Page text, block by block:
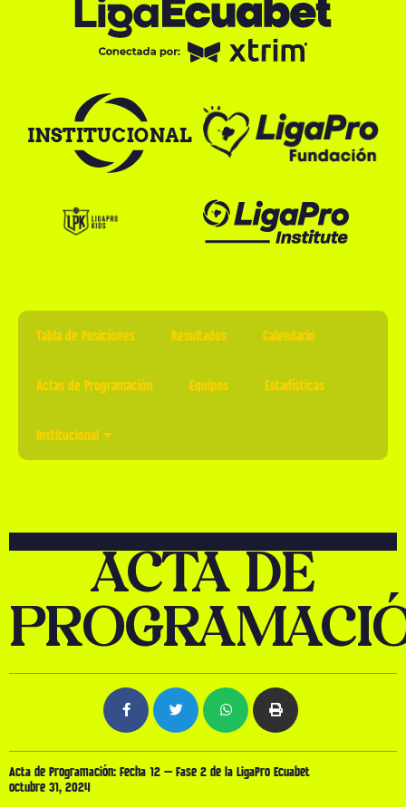
Tabla de Posiciones Resultados Calendario
Actas de Programación Equipos Estadísticas
Institucional
ACTA DE
Acta de Programación: Fecha 12 – Fase 2 de la LigaPro Ecuabet
octubre 31, 2024